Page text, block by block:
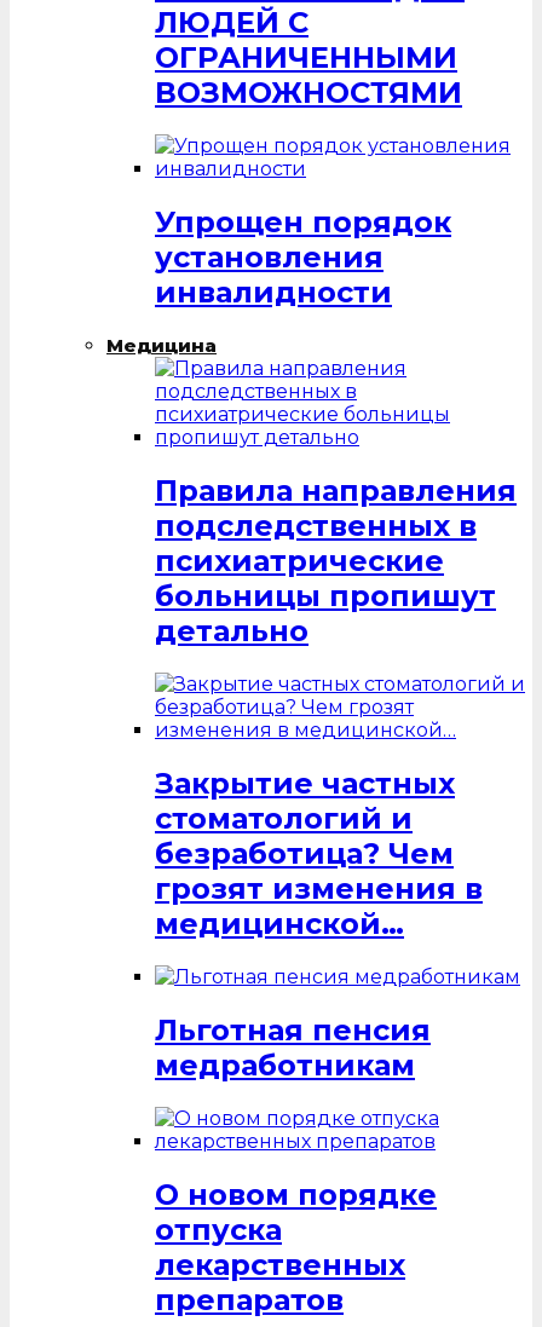
ЛЮДЕЙ С
ОГРАНИЧЕННЫМИ
ВОЗМОЖНОСТЯМИ
Упрощен порядок
установления
инвалидности
Медицина
Правила направления
подследственных в
психиатрические
больницы пропишут
детально
Закрытие частных
стоматологий и
безработица? Чем
грозят изменения в
медицинской…
Льготная пенсия
медработникам
О новом порядке
отпуска
лекарственных
препаратов